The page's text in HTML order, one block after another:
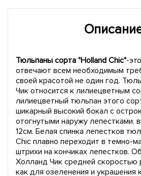
Тюльпаны сорта "Holland Chic"-
отвечают всем необходимым
своей красотой не один год.
Чик относится к лилиецветным
лилиецветный тюльпан этого
шикарный высокий бокал с
отогнутыми наружу лепестками,
12см. Белая спинка лепестков
Chic плавно переходит в темно-
штрихи на кончиках лепестков.
Холланд Чик средней скоростью
как для озеленения и украшения